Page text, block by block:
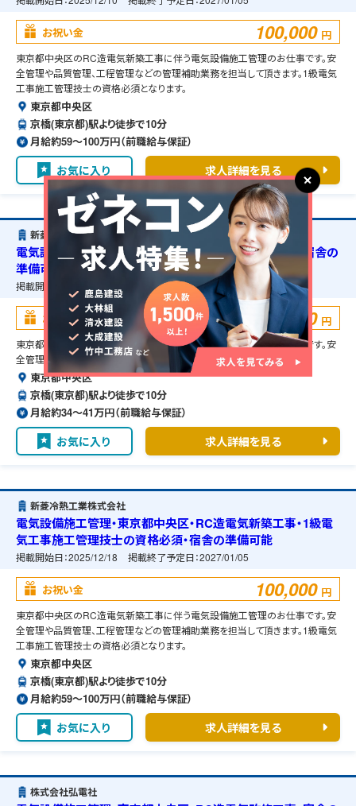
お祝い金 100,000 円
東京都中央区のRC造電気新築工事に伴う電気設備施工管理のお仕事です。安
全管理や品質管理、工程管理などの管理補助業務を担当して頂きます。1級電気
工事施工管理技士の資格必須となります。
東京都中央区
京橋(東京都)駅より徒歩で10分
月給約59〜100万円（前職給与保証）
お気に入り 求人詳細を見る
新菱冷熱工業株式会社
電気設備施工管理・東京都中央区・RC造電気新築工事・宿舎の
準備可能
掲載開始日： 掲載終了予定日：2027/01/05
お祝い金 100,000 円
東京都中央区のRC造電気新築工事に伴う電気設備施工管理のお仕事です。安
全管理や品質管理などの管理補助業務を担当して頂きます。
東京都中央区
京橋(東京都)駅より徒歩で10分
月給約34〜41万円（前職給与保証）
お気に入り 求人詳細を見る
新菱冷熱工業株式会社
電気設備施工管理・東京都中央区・RC造電気新築工事・1級電
気工事施工管理技士の資格必須・宿舎の準備可能
掲載開始日：2025/12/18 掲載終了予定日：2027/01/05
お祝い金 100,000 円
東京都中央区のRC造電気新築工事に伴う電気設備施工管理のお仕事です。安
全管理や品質管理、工程管理などの管理補助業務を担当して頂きます。1級電気
工事施工管理技士の資格必須となります。
東京都中央区
京橋(東京都)駅より徒歩で10分
月給約59〜100万円（前職給与保証）
お気に入り 求人詳細を見る
株式会社弘電社